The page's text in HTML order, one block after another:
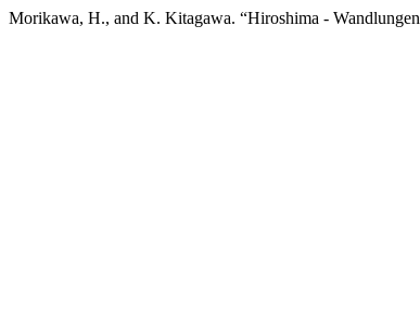
Morikawa, H., and K. Kitagawa. “Hiroshima -